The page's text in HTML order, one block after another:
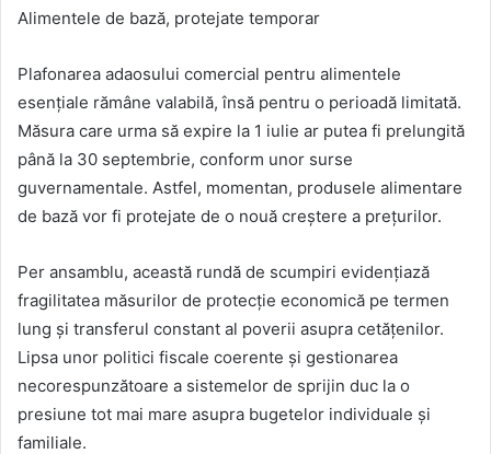
Alimentele de bază, protejate temporar
Plafonarea adaosului comercial pentru alimentele
esențiale rămâne valabilă, însă pentru o perioadă limitată.
Măsura care urma să expire la 1 iulie ar putea fi prelungită
până la 30 septembrie, conform unor surse
guvernamentale. Astfel, momentan, produsele alimentare
de bază vor fi protejate de o nouă creștere a prețurilor.
Per ansamblu, această rundă de scumpiri evidențiază
fragilitatea măsurilor de protecție economică pe termen
lung și transferul constant al poverii asupra cetățenilor.
Lipsa unor politici fiscale coerente și gestionarea
necorespunzătoare a sistemelor de sprijin duc la o
presiune tot mai mare asupra bugetelor individuale și
familiale.